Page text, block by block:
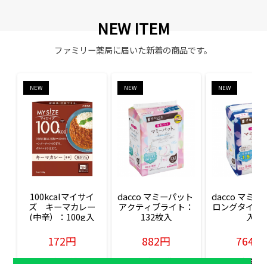
NEW ITEM
ファミリー薬局に届いた新着の商品です。
NEW
100kcalマイサイ
ズ　キーマカレー
(中辛）：100g入
172円
販売価格(税込)
NEW
dacco マミーパット
アクティブライト：
132枚入
882円
販売価格(税込)
NEW
dacco マミー
ロングタイム
入
764円
販売価格(税